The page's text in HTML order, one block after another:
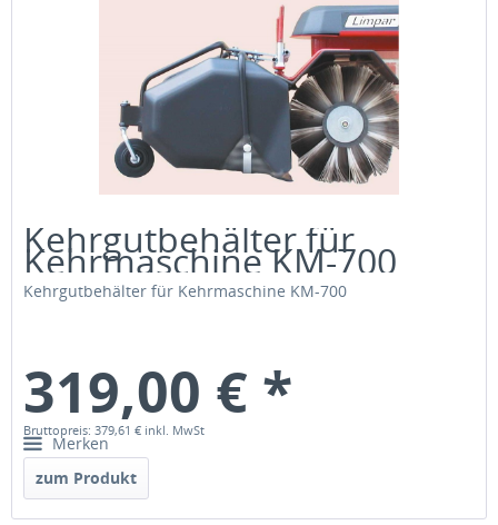
Kehrgutbehälter für
Kehrmaschine KM-700
Kehrgutbehälter für Kehrmaschine KM-700
319,00 € *
Bruttopreis: 379,61 € inkl. MwSt
Merken
zum Produkt